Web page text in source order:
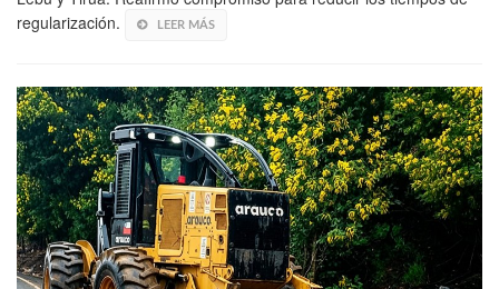
regularización.
LEER MÁS